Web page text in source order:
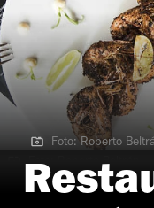
Foto: Roberto Beltrán
Foto: Roberto